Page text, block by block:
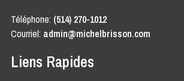
Téléphone: (514) 270-1012
Courriel: admin@michelbrisson.com
Liens Rapides